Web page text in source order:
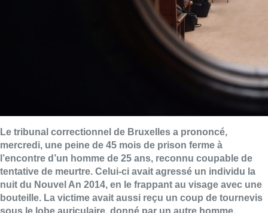
Le tribunal correctionnel de Bruxelles a prononcé,
mercredi, une peine de 45 mois de prison ferme à
l’encontre d’un homme de 25 ans, reconnu coupable de
tentative de meurtre. Celui-ci avait agressé un individu la
nuit du Nouvel An 2014, en le frappant au visage avec une
bouteille. La victime avait aussi reçu un coup de tournevis
sous le lobe auriculaire, donné par un autre homme.